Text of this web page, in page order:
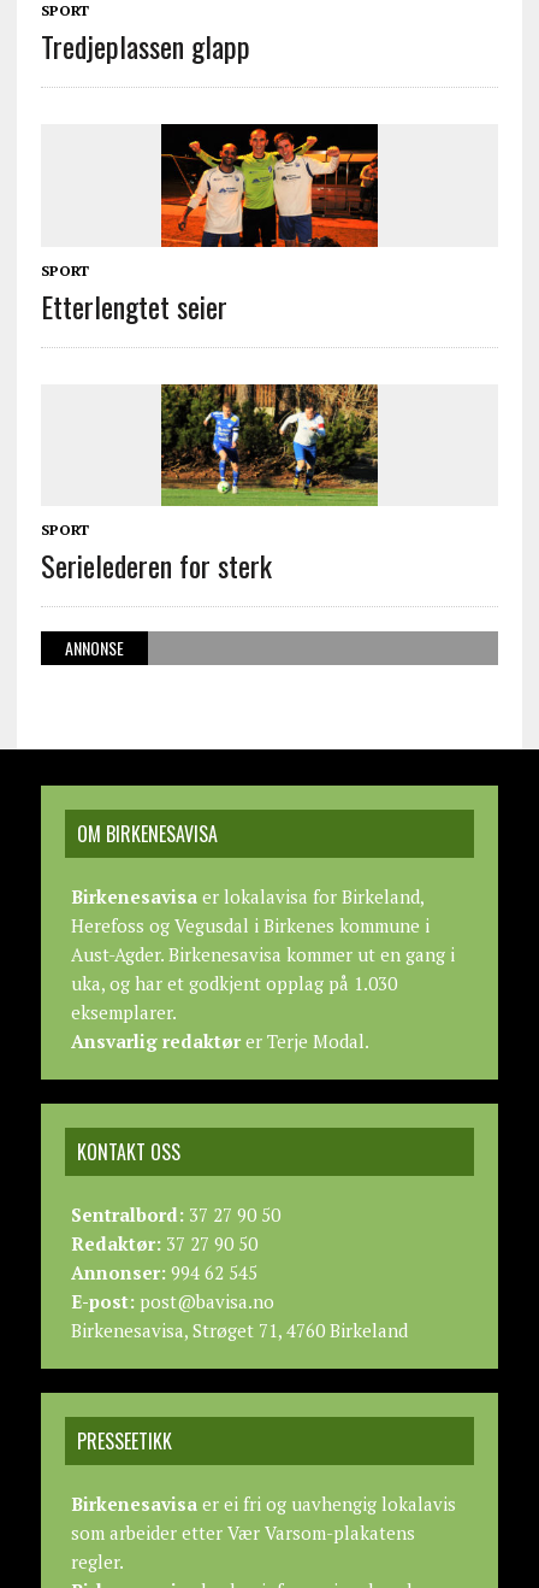
SPORT
Tredjeplassen glapp
SPORT
Etterlengtet seier
SPORT
Serielederen for sterk
ANNONSE
OM BIRKENESAVISA
Birkenesavisaer lokalavisa for Birkeland,
Herefoss og Vegusdal i Birkenes kommune i
Aust-Agder. Birkenesavisa kommer ut en gang i
uka, og har et godkjent opplag på 1.030
eksemplarer.
Ansvarlig redaktører Terje Modal.
KONTAKT OSS
Sentralbord:37 27 90 50
Redaktør:37 27 90 50
Annonser:994 62 545
E-post:post@bavisa.no
Birkenesavisa, Strøget 71, 4760 Birkeland
PRESSEETIKK
Birkenesavisaer ei fri og uavhengig lokalavis
som arbeider etter Vær Varsom-plakatens
regler.